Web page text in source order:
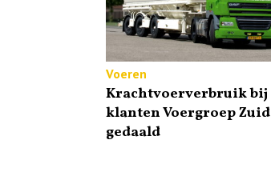
Voeren
Krachtvoerverbruik bij
klanten Voergroep Zuid
gedaald